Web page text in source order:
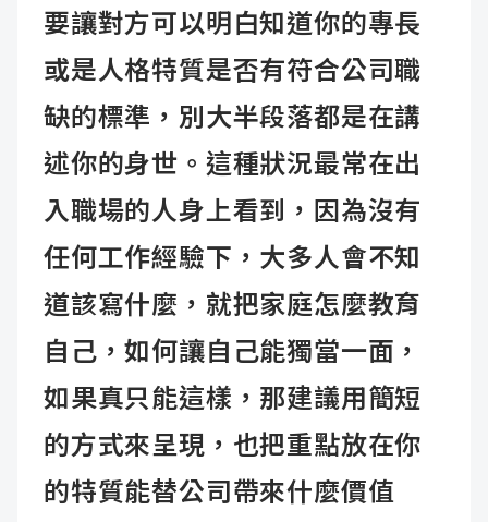
要讓對方可以明白知道你的專長
或是人格特質是否有符合公司職
缺的標準，別大半段落都是在講
述你的身世。這種狀況最常在出
入職場的人身上看到，因為沒有
任何工作經驗下，大多人會不知
道該寫什麼，就把家庭怎麼教育
自己，如何讓自己能獨當一面，
如果真只能這樣，那建議用簡短
的方式來呈現，也把重點放在你
的特質能替公司帶來什麼價值